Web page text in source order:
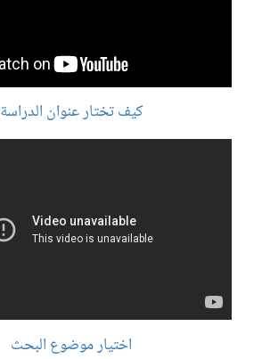
كيف تختار عنوان الدراسة
اختيار موضوع البحث